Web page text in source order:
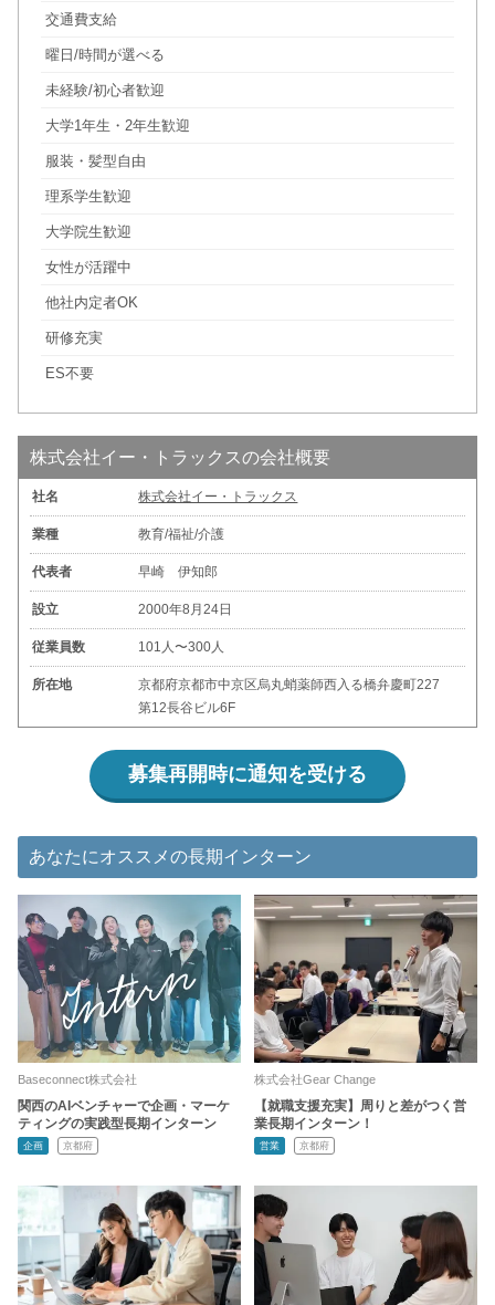
交通費支給
曜日/時間が選べる
未経験/初心者歓迎
大学1年生・2年生歓迎
服装・髪型自由
理系学生歓迎
大学院生歓迎
女性が活躍中
他社内定者OK
研修充実
ES不要
株式会社イー・トラックスの会社概要
社名 株式会社イー・トラックス
業種 教育/福祉/介護
代表者 早崎 伊知郎
設立 2000年8月24日
従業員数 101人〜300人
所在地
京都府京都市中京区烏丸蛸薬師西入る橋弁慶町227
第12長谷ビル6F
募集再開時に通知を受ける
あなたにオススメの長期インターン
Baseconnect株式会社
関西のAIベンチャーで企画・マーケ
ティングの実践型長期インターン
企画 京都府
株式会社Gear Change
【就職支援充実】周りと差がつく営
業長期インターン！
営業 京都府